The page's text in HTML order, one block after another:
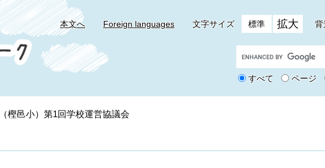
本文へ Foreign languages 文字サイズ 標準 拡大 背
o
タ
すべて ページ
（樫邑小）第1回学校運営協議会